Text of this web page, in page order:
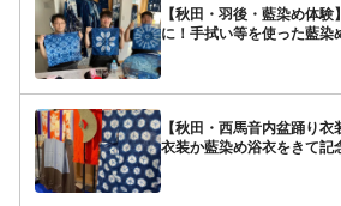
【秋田・羽後・藍染め体
に！手拭い等を使った藍染
【秋田・西馬音内盆踊り
衣装か藍染め浴衣をきて記